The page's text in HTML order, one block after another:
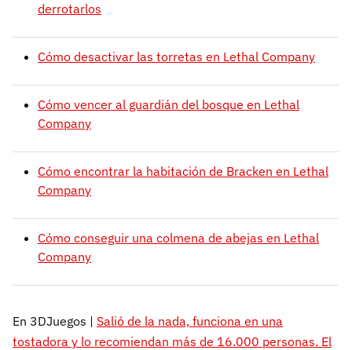
derrotarlos
Cómo desactivar las torretas en Lethal Company
Cómo vencer al guardián del bosque en Lethal
Company
Cómo encontrar la habitación de Bracken en Lethal
Company
Cómo conseguir una colmena de abejas en Lethal
Company
En 3DJuegos | Salió de la nada, funciona en una
tostadora y lo recomiendan más de 16.000 personas. El